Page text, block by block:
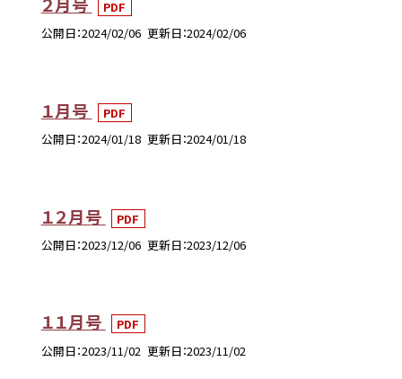
PDF
公開日 2024/02/06 更新日 2024/02/06
１月号
PDF
公開日 2024/01/18 更新日 2024/01/18
１２月号
PDF
公開日 2023/12/06 更新日 2023/12/06
１１月号
PDF
公開日 2023/11/02 更新日 2023/11/02